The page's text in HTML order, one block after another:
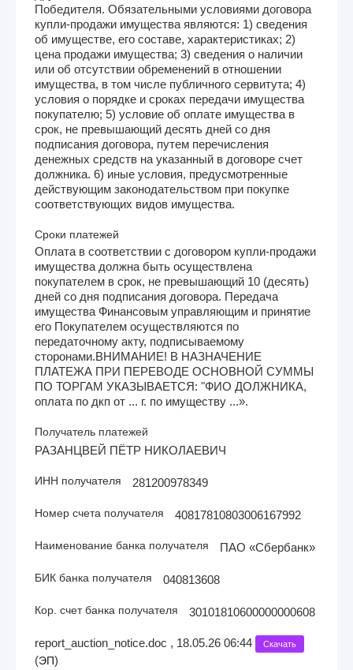
Победителя. Обязательными условиями договора
купли-продажи имущества являются: 1) сведения
об имуществе, его составе, характеристиках; 2)
цена продажи имущества; 3) сведения о наличии
или об отсутствии обременений в отношении
имущества, в том числе публичного сервитута; 4)
условия о порядке и сроках передачи имущества
покупателю; 5) условие об оплате имущества в
срок, не превышающий десять дней со дня
подписания договора, путем перечисления
денежных средств на указанный в договоре счет
должника. 6) иные условия, предусмотренные
действующим законодательством при покупке
соответствующих видов имущества.
Сроки платежей
Оплата в соответствии с договором купли-продажи
имущества должна быть осуществлена
покупателем в срок, не превышающий 10 (десять)
дней со дня подписания договора. Передача
имущества Финансовым управляющим и принятие
его Покупателем осуществляются по
передаточному акту, подписываемому
сторонами.ВНИМАНИЕ! В НАЗНАЧЕНИЕ
ПЛАТЕЖА ПРИ ПЕРЕВОДЕ ОСНОВНОЙ СУММЫ
ПО ТОРГАМ УКАЗЫВАЕТСЯ: "ФИО ДОЛЖНИКА,
оплата по дкп от ... г. по имуществу ...».
Получатель платежей
РАЗАНЦВЕЙ ПЁТР НИКОЛАЕВИЧ
ИНН получателя 281200978349
Номер счета получателя 40817810803006167992
Наименование банка получателя ПАО «Сбербанк»
БИК банка получателя 040813608
Кор. счет банка получателя 30101810600000000608
report_auction_notice.doc , 18.05.26 06:44 Скачать
(ЭП)